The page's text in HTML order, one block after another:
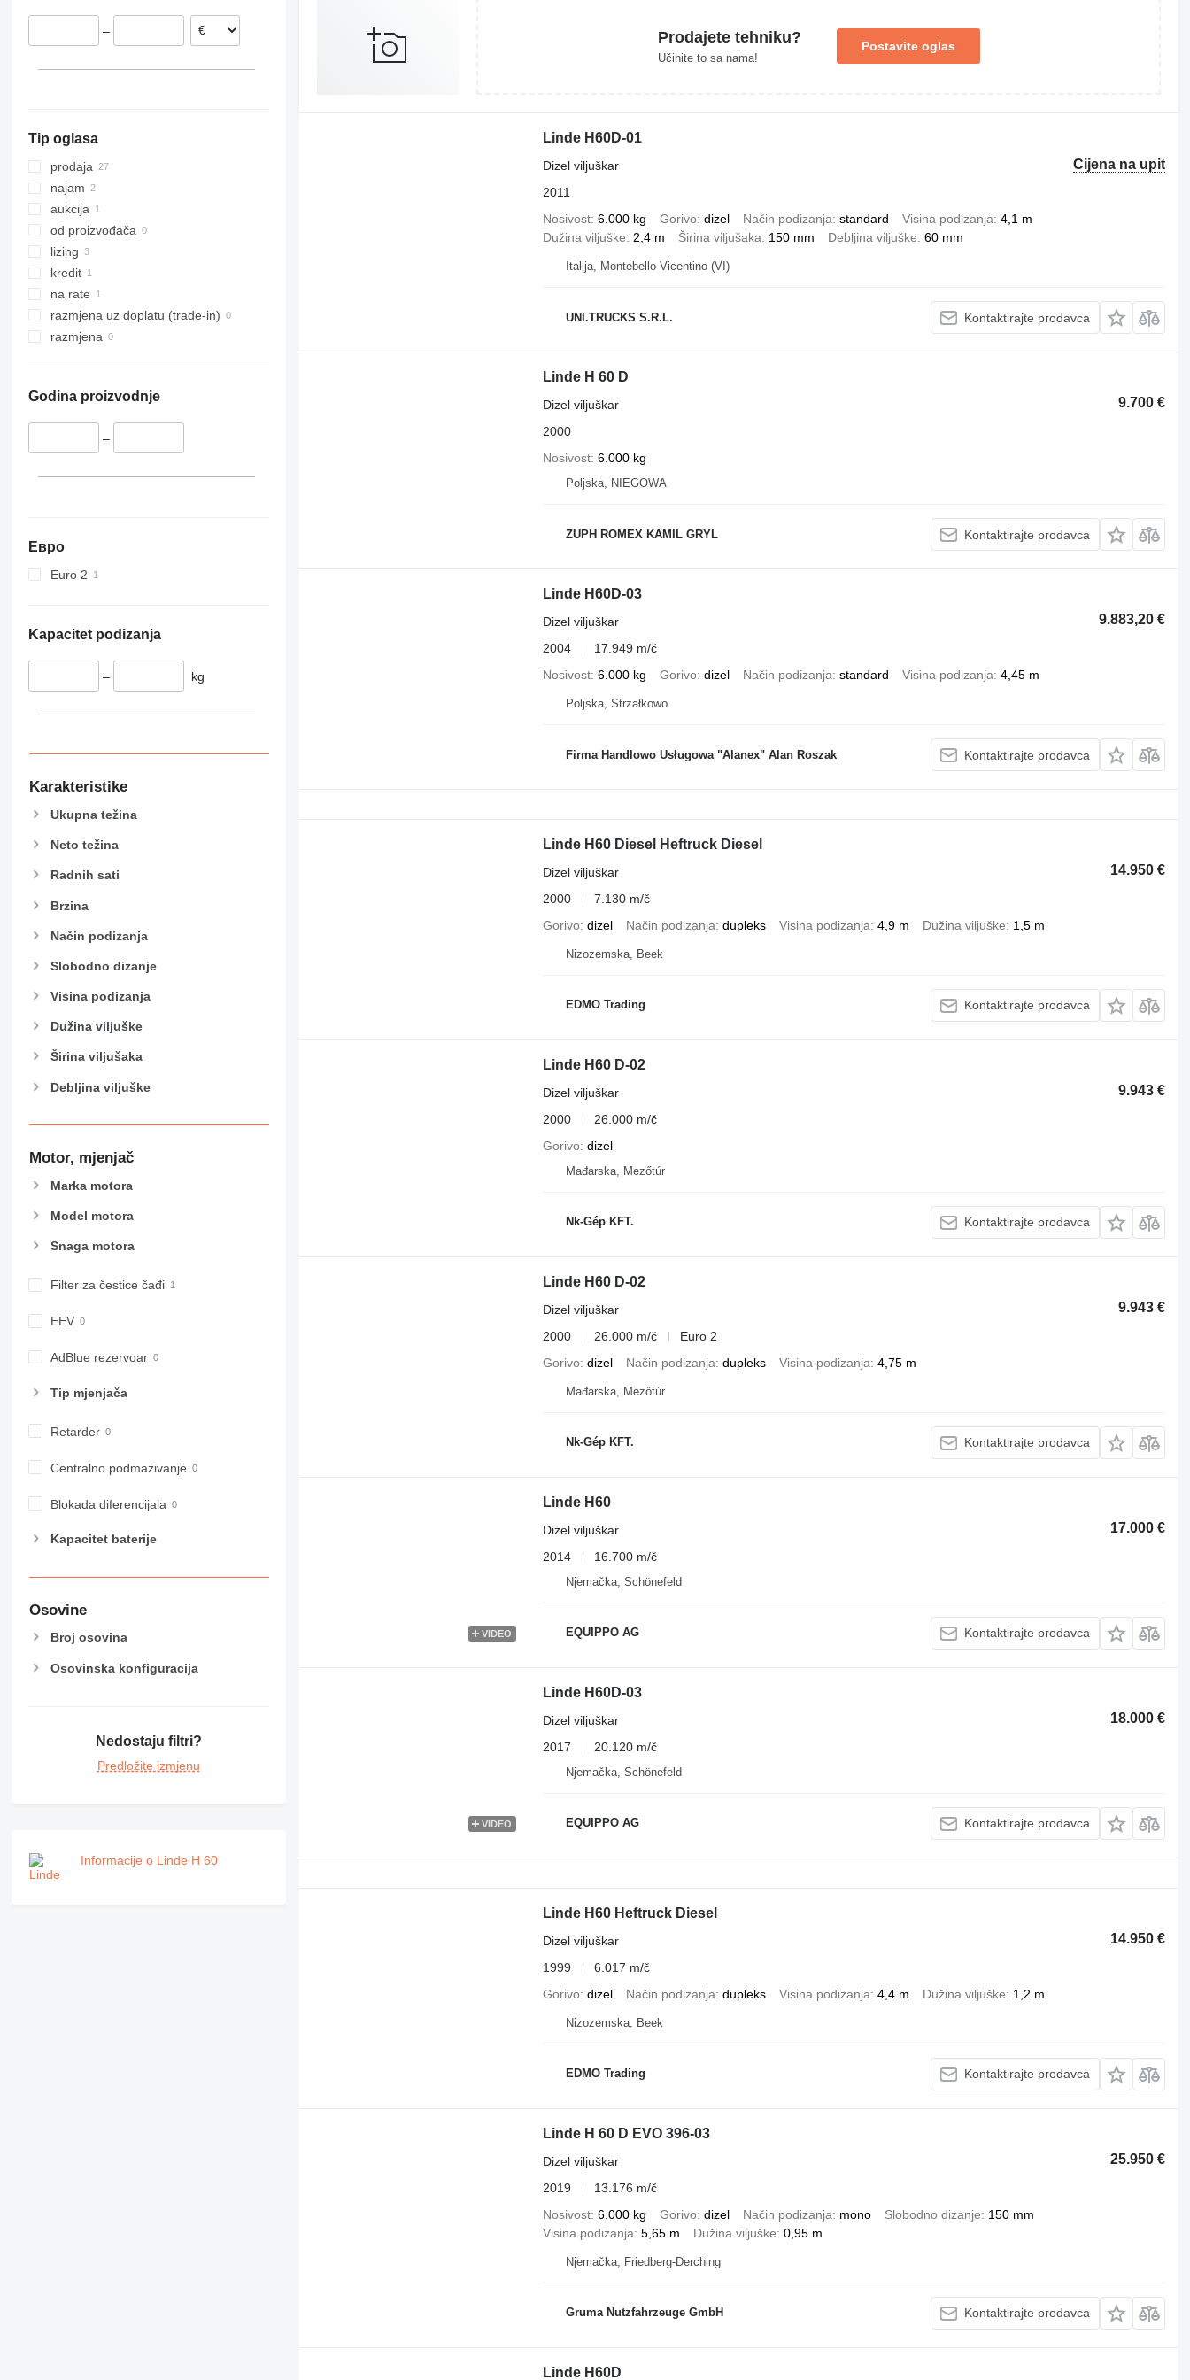
H 160
Italija
Mađarska
–
Tip oglasa
prodaja
najam
aukcija
od proizvođača
lizing
kredit
na rate
razmjena uz doplatu (trade-in)
razmjena
Godina proizvodnje
–
Евро
Euro 2
Kapacitet podizanja
– kg
Karakteristike
Ukupna težina
Neto težina
Radnih sati
Brzina
Način podizanja
Slobodno dizanje
Visina podizanja
Dužina viljuške
Širina viljušaka
Debljina viljuške
Motor, mjenjač
Marka motora
Model motora
Snaga motora
Filter za čestice čađi
EEV
AdBlue rezervoar
Tip mјenjača
Retarder
Centralno podmazivanje
Blokada diferencijala
Kapacitet baterije
Osovine
Broj osovina
Osovinska konfiguracija
Nedostaju filtri?
Predložite izmjenu
Informacije o Linde H 60
Prodajete tehniku?
Učinite to sa nama!
Postavite oglas
Linde H60D-01
Cijena na upit
Dizel viljuškar
2011
Nosivost 6.000 kg Gorivo dizel Način podizanja standard Visina podizanja 4,1 m
Dužina viljuške
2,4 m Širina viljušaka 150 mm Debljina viljuške 60 mm
Italija, Montebello Vicentino (VI)
UNI.TRUCKS S.R.L. Kontaktirajte prodavca
Linde H 60 D
9.700 €
Dizel viljuškar
2000
Nosivost 6.000 kg
Poljska, NIEGOWA
ZUPH ROMEX KAMIL GRYL Kontaktirajte prodavca
Linde H60D-03
9.883,20 €
Dizel viljuškar
2004
17.949 m/č
Nosivost 6.000 kg Gorivo dizel Način podizanja standard Visina podizanja 4,45 m
Poljska, Strzałkowo
Firma Handlowo Usługowa "Alanex" Alan Roszak Kontaktirajte prodavca
Linde H60 Diesel Heftruck Diesel
14.950 €
Dizel viljuškar
2000
7.130 m/č
Gorivo dizel Način podizanja dupleks Visina podizanja 4,9 m Dužina viljuške 1,5 m
Nizozemska, Beek
EDMO Trading Kontaktirajte prodavca
Linde H60 D-02
9.943 €
Dizel viljuškar
2000
26.000 m/č
Gorivo dizel
Mađarska, Mezőtúr
Nk-Gép KFT. Kontaktirajte prodavca
Linde H60 D-02
9.943 €
Dizel viljuškar
2000
26.000 m/č
Euro 2
Gorivo dizel Način podizanja dupleks Visina podizanja 4,75 m
Mađarska, Mezőtúr
Nk-Gép KFT. Kontaktirajte prodavca
VIDEO
Linde H60
17.000 €
Dizel viljuškar
2014
16.700 m/č
Njemačka, Schönefeld
EQUIPPO AG Kontaktirajte prodavca
VIDEO
Linde H60D-03
18.000 €
Dizel viljuškar
2017
20.120 m/č
Njemačka, Schönefeld
EQUIPPO AG Kontaktirajte prodavca
Linde H60 Heftruck Diesel
14.950 €
Dizel viljuškar
1999
6.017 m/č
Gorivo dizel Način podizanja dupleks Visina podizanja 4,4 m Dužina viljuške 1,2 m
Nizozemska, Beek
EDMO Trading Kontaktirajte prodavca
Linde H 60 D EVO 396-03
25.950 €
Dizel viljuškar
2019
13.176 m/č
Nosivost 6.000 kg Gorivo dizel Način podizanja mono Slobodno dizanje
150 mm
Visina podizanja 5,65 m Dužina viljuške 0,95 m
Njemačka, Friedberg-Derching
Gruma Nutzfahrzeuge GmbH Kontaktirajte prodavca
Linde H60D